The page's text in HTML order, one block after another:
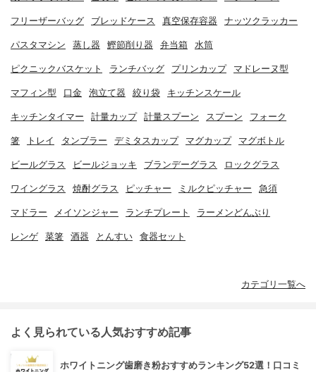
フリーザーバッグ ブレッドケース 真空保存容器 ナッツクラッカー
パスタマシン 蒸し器 鰹節削り器 弁当箱 水筒
ピクニックバスケット ランチバッグ プリンカップ マドレーヌ型
マフィン型 口金 泡立て器 絞り袋 キッチンスケール
キッチンタイマー 計量カップ 計量スプーン スプーン フォーク
箸 トレイ タンブラー デミタスカップ マグカップ マグボトル
ビールグラス ビールジョッキ ブランデーグラス ロックグラス
ワイングラス 焼酎グラス ピッチャー ミルクピッチャー 急須
マドラー メイソンジャー ランチプレート ラーメンどんぶり
レンゲ 菜箸 酒器 とんすい 食器セット
カテゴリ一覧へ
よく見られている人気おすすめ記事
ホワイトニング歯磨き粉おすすめランキング52選！口コミ